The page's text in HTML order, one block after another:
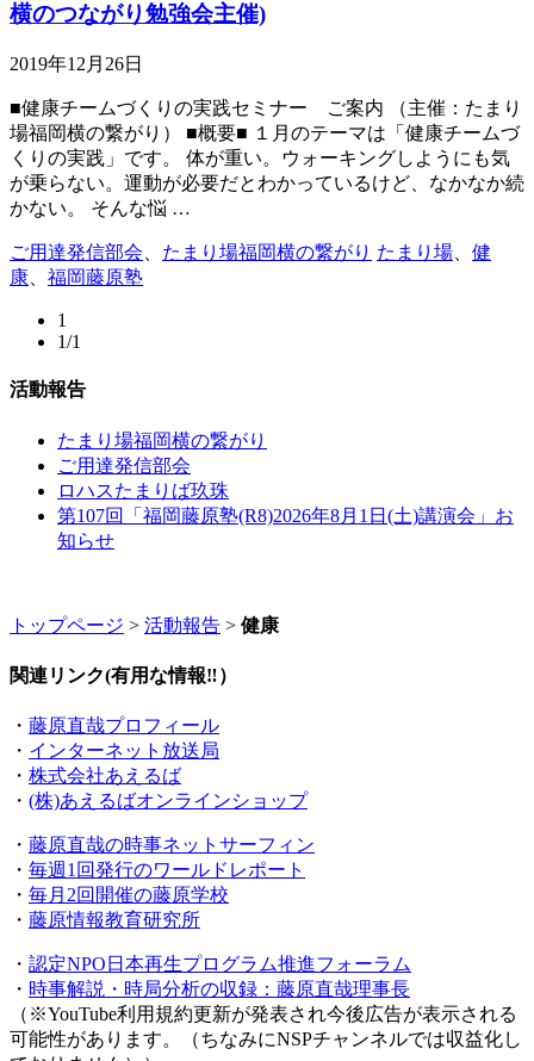
横のつながり勉強会主催)
2019年12月26日
■健康チームづくりの実践セミナー ご案内 （主催：たまり
場福岡横の繋がり） ■概要■ １月のテーマは「健康チームづ
くりの実践」です。 体が重い。ウォーキングしようにも気
が乗らない。運動が必要だとわかっているけど、なかなか続
かない。 そんな悩 …
ご用達発信部会 たまり場福岡横の繋がり たまり場
健
康
福岡藤原塾
1
1/1
活動報告
たまり場福岡横の繋がり
ご用達発信部会
ロハスたまりば玖珠
第107回「福岡藤原塾(R8)2026年8月1日(土)講演会」お
知らせ
トップページ > 活動報告 > 健康
関連リンク(有用な情報‼）
・ 藤原直哉プロフィール
・ インターネット放送局
・ 株式会社あえるば
・ (株)あえるばオンラインショップ
・ 藤原直哉の時事ネットサーフィン
・ 毎週1回発行のワールドレポート
・ 毎月2回開催の藤原学校
・ 藤原情報教育研究所
・ 認定NPO日本再生プログラム推進フォーラム
・ 時事解説・時局分析の収録：藤原直哉理事長
（※YouTube利用規約更新が発表され今後広告が表示される
可能性があります。（ちなみにNSPチャンネルでは収益化し